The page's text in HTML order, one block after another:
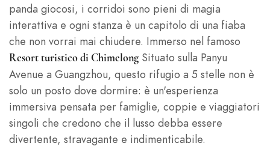
panda giocosi, i corridoi sono pieni di magia
interattiva e ogni stanza è un capitolo di una fiaba
che non vorrai mai chiudere. Immerso nel famoso
Resort turistico di Chimelong Situato sulla Panyu
Avenue a Guangzhou, questo rifugio a 5 stelle non è
solo un posto dove dormire: è un'esperienza
immersiva pensata per famiglie, coppie e viaggiatori
singoli che credono che il lusso debba essere
divertente, stravagante e indimenticabile.